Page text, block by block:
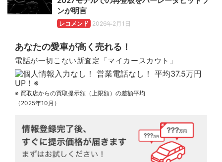
ンが明言
レコメンド 2026年2月1日
あなたの愛車が高く売れる！
電話が一切こない新査定「マイカースカウト」
※ 買取店からの買取提示額（上限額）の差額平均
（2025年10月）